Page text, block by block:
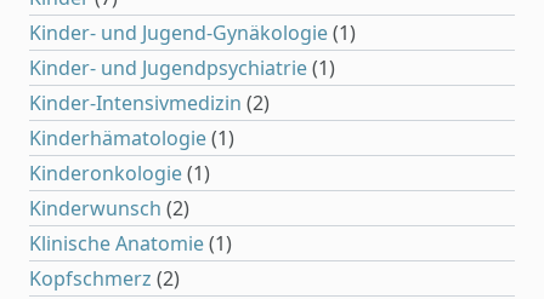
Kinder- und Jugend-Gynäkologie(1)
Kinder- und Jugendpsychiatrie(1)
Kinder-Intensivmedizin (2)
Kinderhämatologie(1)
Kinderonkologie(1)
Kinderwunsch (2)
Klinische Anatomie(1)
Kopfschmerz (2)